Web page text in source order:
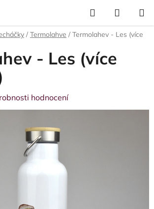
Hledat
KOŠÍK
/ Termolahve / Termolahev - Les (více
- Les (více
hodnocení